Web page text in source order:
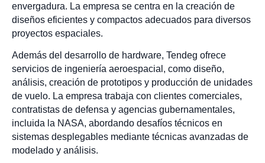
envergadura. La empresa se centra en la creación de
diseños eficientes y compactos adecuados para diversos
proyectos espaciales.
Además del desarrollo de hardware, Tendeg ofrece
servicios de ingeniería aeroespacial, como diseño,
análisis, creación de prototipos y producción de unidades
de vuelo. La empresa trabaja con clientes comerciales,
contratistas de defensa y agencias gubernamentales,
incluida la NASA, abordando desafíos técnicos en
sistemas desplegables mediante técnicas avanzadas de
modelado y análisis.